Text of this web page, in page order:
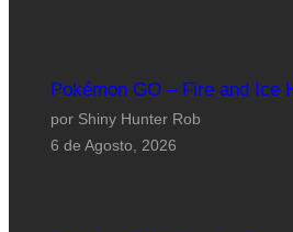
Pokémon GO – Fire and Ice
por Shiny Hunter Rob
6 de Agosto, 2026